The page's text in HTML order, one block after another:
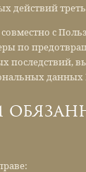
действий
с
по
последствий,
данных